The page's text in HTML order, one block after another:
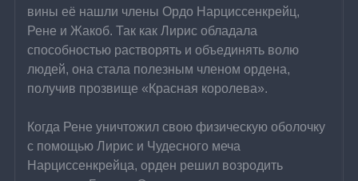
вины её нашли члены Ордо Нарциссенкрейц,
Рене и Жакоб. Так как Лирис обладала
способностью растворять и объединять волю
людей, она стала полезным членом ордена,
получив прозвище «Красная королева».
Когда Рене уничтожил свою физическую оболочку
с помощью Лирис и Чудесного меча
Нарциссенкрейца, орден решил возродить